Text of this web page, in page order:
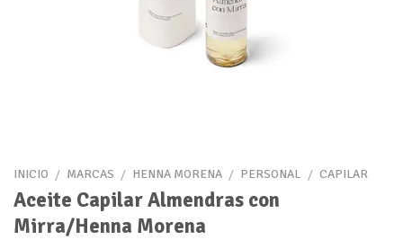
INICIO / MARCAS / HENNA MORENA / PERSONAL / CAPILAR
Aceite Capilar Almendras con
Mirra/Henna Morena